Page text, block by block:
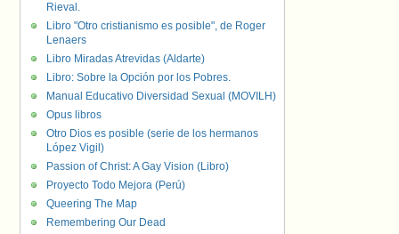
Rieval.
Libro "Otro cristianismo es posible", de Roger
Lenaers
Libro Miradas Atrevidas (Aldarte)
Libro: Sobre la Opción por los Pobres.
Manual Educativo Diversidad Sexual (MOVILH)
Opus libros
Otro Dios es posible (serie de los hermanos
López Vigil)
Passion of Christ: A Gay Vision (Libro)
Proyecto Todo Mejora (Perú)
Queering The Map
Remembering Our Dead